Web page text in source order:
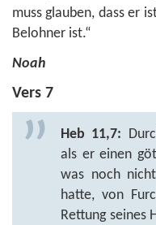
muss glauben, dass er
Belohner ist.“
Noah
Vers 7
Heb 11,7:
als er einen
was noch
hatte, von
Rettung seines